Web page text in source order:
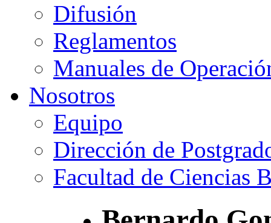
Difusión
Reglamentos
Manuales de
Nosotros
Equipo
Dirección de
Facultad de Ciencias